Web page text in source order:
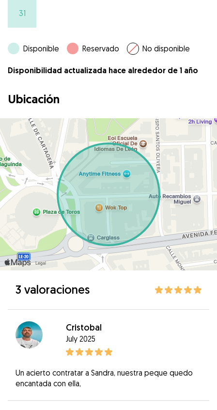
31
Disponible Reservado No disponible
Disponibilidad actualizada hace alrededor de 1 año
Ubicación
3 valoraciones
Cristobal
July 2025
Un acierto contratar a Sandra, nuestra peque quedo
encantada con ella,